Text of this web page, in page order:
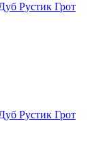
Рустик Грот
Рустик Грот